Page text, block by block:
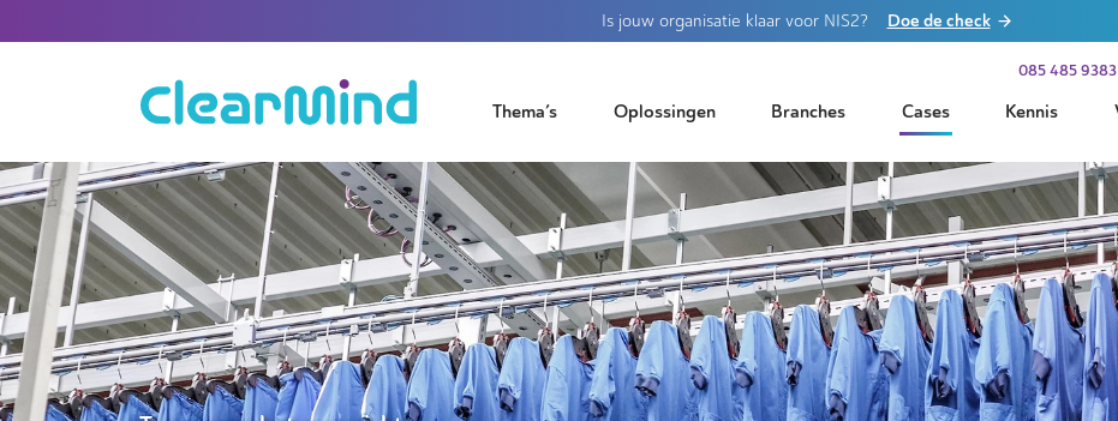
Is jouw organisatie klaar voor NIS2? Doe de check
085 485 9383
Thema’s Oplossingen Branches Cases Kennis